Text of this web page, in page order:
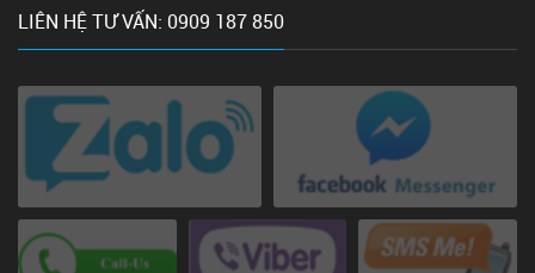
LIÊN HỆ TƯ VẤN: 0909 187 850